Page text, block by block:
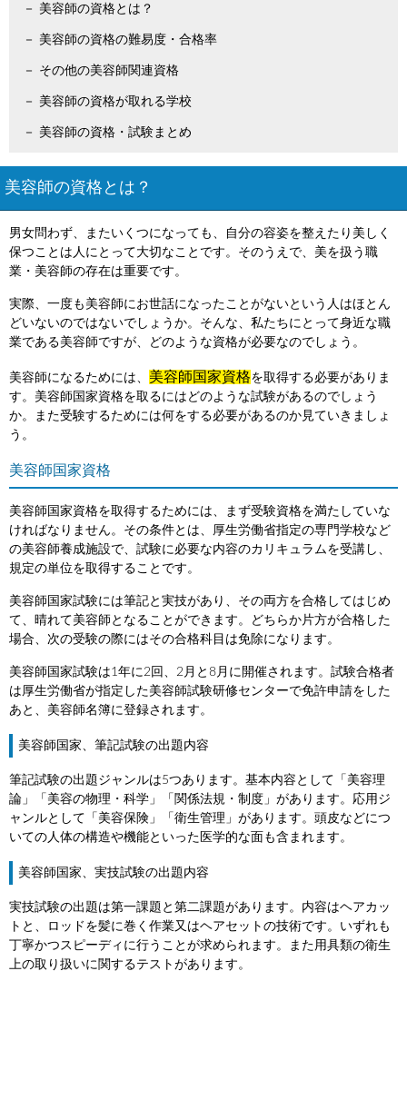
美容師の資格とは？
美容師の資格の難易度・合格率
その他の美容師関連資格
美容師の資格が取れる学校
美容師の資格・試験まとめ
美容師の資格とは？
男女問わず、またいくつになっても、自分の容姿を整えたり美しく
保つことは人にとって大切なことです。そのうえで、美を扱う職
業・美容師の存在は重要です。
実際、一度も美容師にお世話になったことがないという人はほとん
どいないのではないでしょうか。そんな、私たちにとって身近な職
業である美容師ですが、どのような資格が必要なのでしょう。
美容師になるためには、 美容師国家資格を取得する必要がありま
す。美容師国家資格を取るにはどのような試験があるのでしょう
か。また受験するためには何をする必要があるのか見ていきましょ
う。
美容師国家資格
美容師国家資格を取得するためには、まず受験資格を満たしていな
ければなりません。その条件とは、厚生労働省指定の専門学校など
の美容師養成施設で、試験に必要な内容のカリキュラムを受講し、
規定の単位を取得することです。
美容師国家試験には筆記と実技があり、その両方を合格してはじめ
て、晴れて美容師となることができます。どちらか片方が合格した
場合、次の受験の際にはその合格科目は免除になります。
美容師国家試験は1年に2回、2月と8月に開催されます。試験合格者
は厚生労働省が指定した美容師試験研修センターで免許申請をした
あと、美容師名簿に登録されます。
美容師国家、筆記試験の出題内容
筆記試験の出題ジャンルは5つあります。基本内容として「美容理
論」「美容の物理・科学」「関係法規・制度」があります。応用ジ
ャンルとして「美容保険」「衛生管理」があります。頭皮などにつ
いての人体の構造や機能といった医学的な面も含まれます。
美容師国家、実技試験の出題内容
実技試験の出題は第一課題と第二課題があります。内容はヘアカッ
トと、ロッドを髪に巻く作業又はヘアセットの技術です。いずれも
丁寧かつスピーディに行うことが求められます。また用具類の衛生
上の取り扱いに関するテストがあります。